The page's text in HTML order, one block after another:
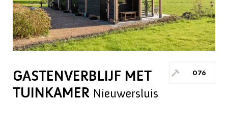
GASTENVERBLIJF MET
TUINKAMER Nieuwersluis
076